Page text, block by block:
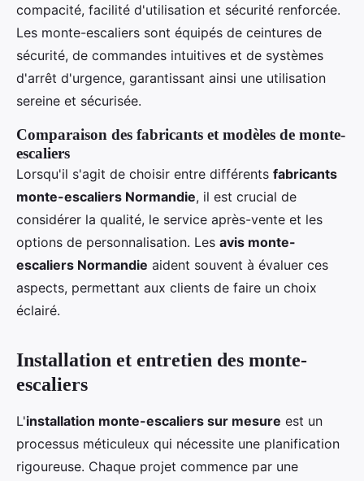
compacité, facilité d'utilisation et sécurité renforcée.
Les monte-escaliers sont équipés de ceintures de
sécurité, de commandes intuitives et de systèmes
d'arrêt d'urgence, garantissant ainsi une utilisation
sereine et sécurisée.
Comparaison des fabricants et modèles de monte-
escaliers
Lorsqu'il s'agit de choisir entre différents fabricants
monte-escaliers Normandie, il est crucial de
considérer la qualité, le service après-vente et les
options de personnalisation. Les avis monte-
escaliers Normandie aident souvent à évaluer ces
aspects, permettant aux clients de faire un choix
éclairé.
Installation et entretien des monte-
escaliers
L'installation monte-escaliers sur mesure est un
processus méticuleux qui nécessite une planification
rigoureuse. Chaque projet commence par une